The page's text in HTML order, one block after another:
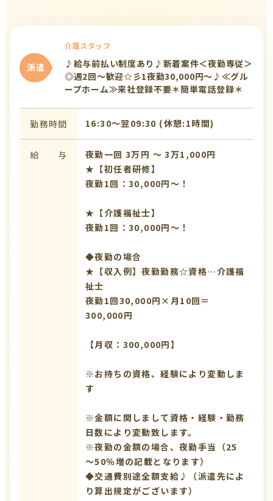
派遣
介護スタッフ
♪給与前払い制度あり♪新着案件＜夜勤専従＞
◎週2回～歓迎☆彡1夜勤30,000円～♪≪グル
ープホーム≫来社登録不要＊簡単電話登録＊
勤務時間 16:30〜翌09:30 (休憩:1時間)
給 与
夜勤一回 3万円 〜 3万1,000円
★【初任者研修】
夜勤1回：30,000円～！
★【介護福祉士】
夜勤1回：30,000円～！
◆夜勤の場合
★【収入例】夜勤勤務☆資格…介護福
祉士
夜勤1回30,000円×月10回＝
300,000円
【月収：300,000円】
※お持ちの資格、経験により変動しま
す
※金額に関しまして資格・経験・勤務
日数により変動致します。
※夜勤の金額の場合、夜勤手当（25
～50％増の記載となります）
◆交通費別途全額支給♪（派遣先によ
り算出規定がございます）